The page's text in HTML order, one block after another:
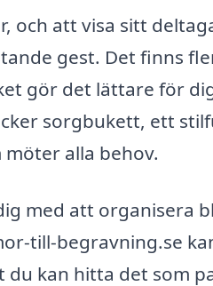
och att visa sitt
gest. Det finns
gör det lättare för
sorgbukett, ett
alla behov.
med att organisera
till-begravning.se
kan hitta det som